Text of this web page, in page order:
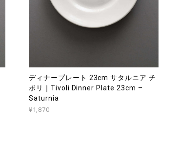
ディナープレート 23cm サタルニア チ
ボリ｜Tivoli Dinner Plate 23cm –
Saturnia
¥1,870